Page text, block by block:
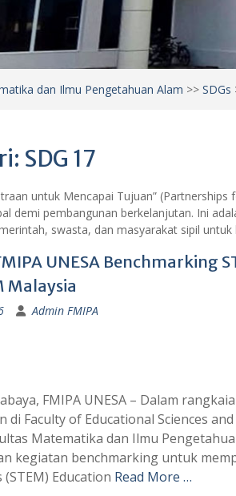
dan Ilmu Pengetahuan Alam >> SDGs
SDG 17
untuk Mencapai Tujuan”
demi pembangunan berkelanjutan. Ini
swasta, dan masyarakat sipil
UNESA Benchmarking
Malaysia
Admin FMIPA
FMIPA UNESA – Dalam
di Faculty of Educational Sciences
Matematika dan Ilmu
kegiatan benchmarking untuk
Education Read More …